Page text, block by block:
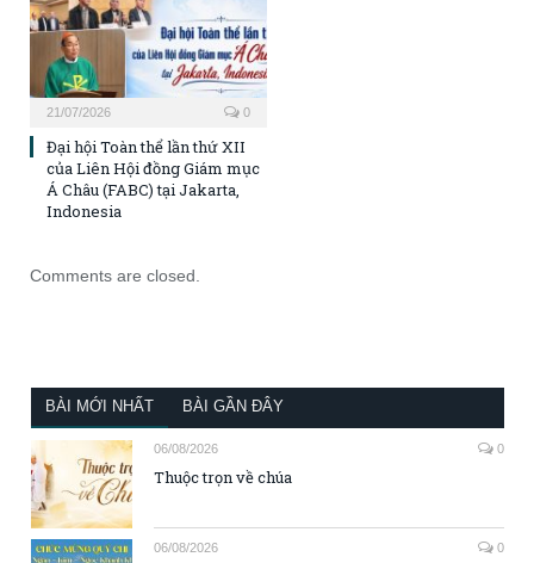
21/07/2026 0
Đại hội Toàn thể lần thứ XII
của Liên Hội đồng Giám mục
Á Châu (FABC) tại Jakarta,
Indonesia
Comments are closed.
BÀI MỚI NHẤT BÀI GẦN ĐÂY
06/08/2026 0
Thuộc trọn về chúa
06/08/2026 0